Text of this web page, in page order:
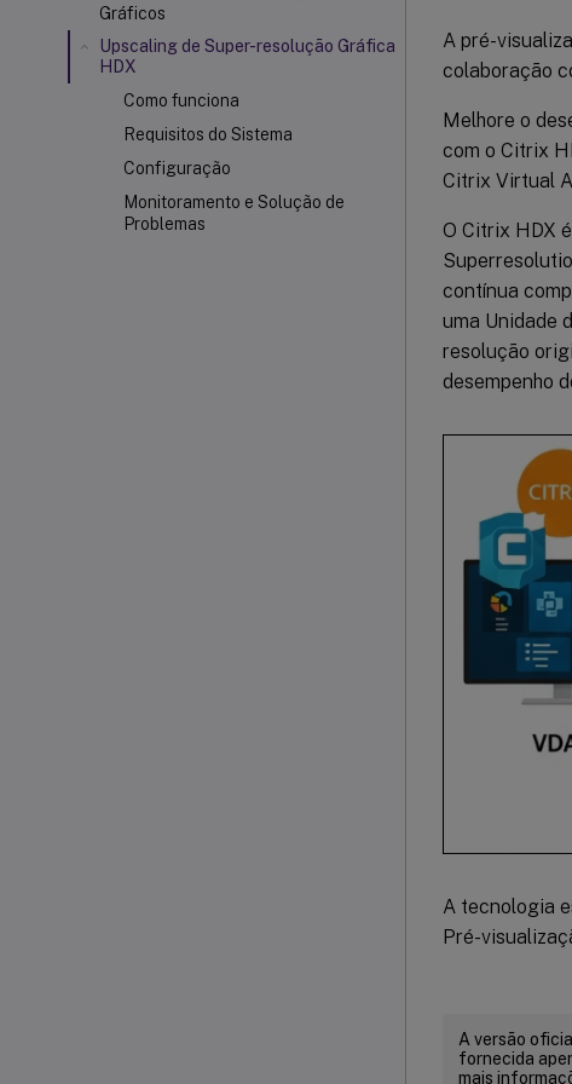
Gráficos
Upscaling de Super-resolução Gráfica
HDX
Como funciona
Requisitos do Sistema
Configuração
Monitoramento e Solução de
Problemas
A pré-
colaboração
Melhore o
com o Citrix
Citrix Virtual
O Citrix HDX
contínua
uma Unidade
resolução
desempenho
A tecnologia
Pré-
A versão
fornecida
mais